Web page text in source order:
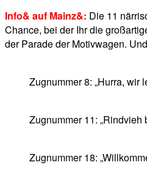
Info& auf Mainz&: Die 11
Chance, bei der Ihr die
der Parade der Motivwagen.
Zugnummer 8: „Hurra,
Zugnummer 11:
Zugnummer 18: